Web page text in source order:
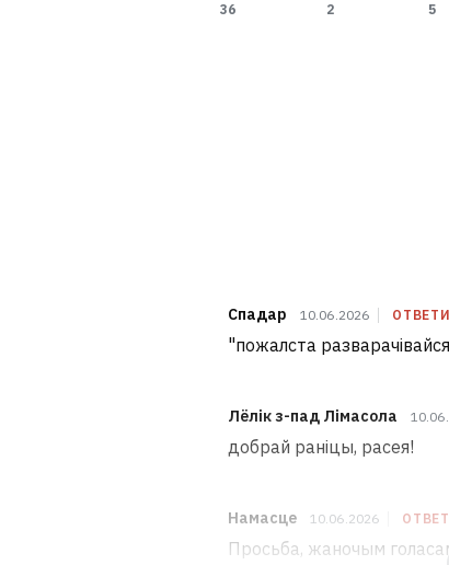
36 2 5
Спадар 10.06.2026
"пожалста
Лёлік з-пад Лімасола
добрай раніцы, расея!
Намасце 10.06.2026
Просьба, жаночым